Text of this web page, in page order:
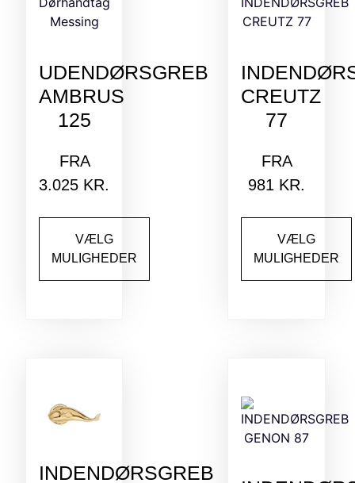
UDENDØRSGREB
AMBRUS
125
FRA
3.025 KR.
VÆLG
MULIGHEDER
CREUTZ
77
FRA
981 KR.
VÆLG
MULIGHEDER
INDENDØRSGREB